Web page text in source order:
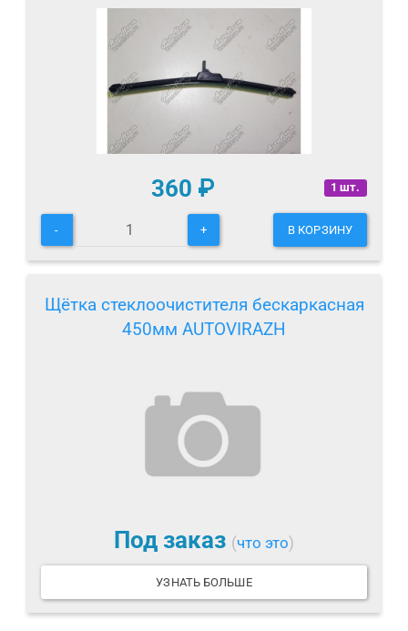
1 шт.
360 ₽
- + В КОРЗИНУ
Щётка стеклоочистителя бескаркасная
450мм AUTOVIRAZH
Под заказ (что это)
УЗНАТЬ БОЛЬШЕ